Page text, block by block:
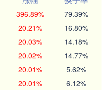
396.89% 79.39%
20.21% 16.80%
20.03% 14.18%
20.02% 14.77%
20.01% 5.62%
20.01% 6.12%